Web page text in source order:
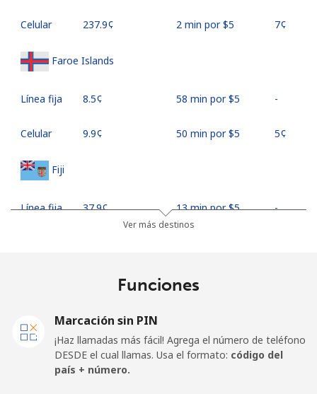
Celular ⁦237.9¢⁩ 2 min por ⁦$5⁩ ⁦7¢⁩
Faroe Islands
Línea fija ⁦8.5¢⁩ 58 min por ⁦$5⁩ -
Celular ⁦9.9¢⁩ 50 min por ⁦$5⁩ ⁦5¢⁩
Fiji
Línea fija ⁦37.9¢⁩ 13 min por ⁦$5⁩ -
Línea fija ⁦35.5¢⁩
⁦34.5¢⁩ 14 min por ⁦$5⁩ ⁦11¢⁩
Ver más destinos
Funciones
Marcación sin PIN
¡Haz llamadas más fácil! Agrega el número de teléfono
DESDE el cual llamas. Usa el formato: código del
país + número.